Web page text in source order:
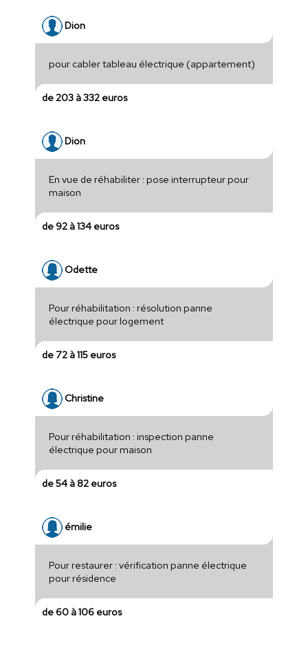
Dion
pour cabler tableau électrique (appartement)
de 203 à 332 euros
Dion
En vue de réhabiliter : pose interrupteur pour
maison
de 92 à 134 euros
Odette
Pour réhabilitation : résolution panne
électrique pour logement
de 72 à 115 euros
Christine
Pour réhabilitation : inspection panne
électrique pour maison
de 54 à 82 euros
émilie
Pour restaurer : vérification panne électrique
pour résidence
de 60 à 106 euros